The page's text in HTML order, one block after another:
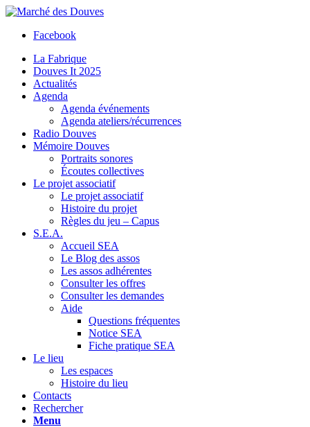
Facebook
La Fabrique
Douves It 2025
Actualités
Agenda
Agenda événements
Agenda ateliers/récurrences
Radio Douves
Mémoire Douves
Portraits sonores
Écoutes collectives
Le projet associatif
Le projet associatif
Histoire du projet
Règles du jeu – Capus
S.E.A.
Accueil SEA
Le Blog des assos
Les assos adhérentes
Consulter les offres
Consulter les demandes
Aide
Questions fréquentes
Notice SEA
Fiche pratique SEA
Le lieu
Les espaces
Histoire du lieu
Contacts
Rechercher
Menu